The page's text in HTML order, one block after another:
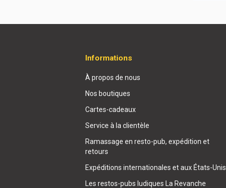
Informations
À propos de nous
Nos boutiques
Cartes-cadeaux
Service à la clientèle
Ramassage en resto-pub, expédition et
retours
Expéditions internationales et aux États-Unis
Les restos-pubs ludiques La Revanche